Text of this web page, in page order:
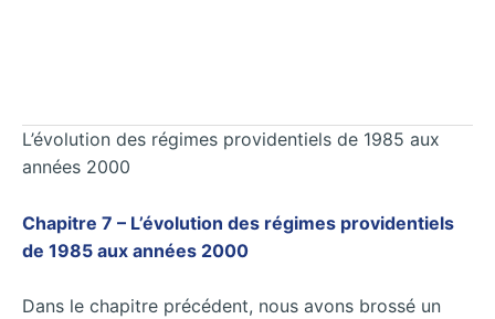
L’évolution des régimes providentiels de 1985 aux
années 2000
Chapitre 7 – L’évolution des régimes providentiels
de 1985 aux années 2000
Dans le chapitre précédent, nous avons brossé un